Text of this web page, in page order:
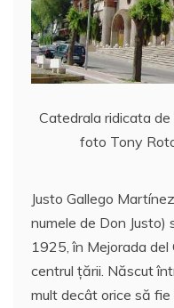
Catedrala ridicata
foto Tony
Justo Gallego
numele de Don
1925, în Mejorada del
centrul ţării. Născut
mult decât orice să